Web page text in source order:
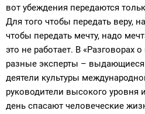
вот убеждения передаются
Для того чтобы передать веру,
чтобы передать мечту, надо
это не работает. В «Разговорах
разные эксперты –
деятели культуры
руководители высокого
день спасают человеческие